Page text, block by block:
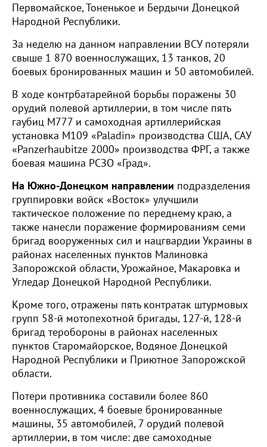
Первомайское, Тоненькое и Бердычи Донецкой
Народной Республики.
За неделю на данном направлении ВСУ потеряли
свыше 1 870 военнослужащих, 13 танков, 20
боевых бронированных машин и 50 автомобилей.
В ходе контрбатарейной борьбы поражены 30
орудий полевой артиллерии, в том числе пять
гаубиц М777 и самоходная артиллерийская
установка М109 «Paladin» производства США, САУ
«Panzerhaubitze 2000» производства ФРГ, а также
боевая машина РСЗО «Град».
На Южно-Донецком направлении подразделения
группировки войск «Восток» улучшили
тактическое положение по переднему краю, а
также нанесли поражение формированиям семи
бригад вооруженных сил и нацгвардии Украины в
районах населенных пунктов Малиновка
Запорожской области, Урожайное, Макаровка и
Угледар Донецкой Народной Республики.
Кроме того, отражены пять контратак штурмовых
групп 58-й мотопехотной бригады, 127-й, 128-й
бригад теробороны в районах населенных
пунктов Старомайорское, Водяное Донецкой
Народной Республики и Приютное Запорожской
области.
Потери противника составили более 860
военнослужащих, 4 боевые бронированные
машины, 35 автомобилей, 7 орудий полевой
артиллерии, в том числе: две самоходные